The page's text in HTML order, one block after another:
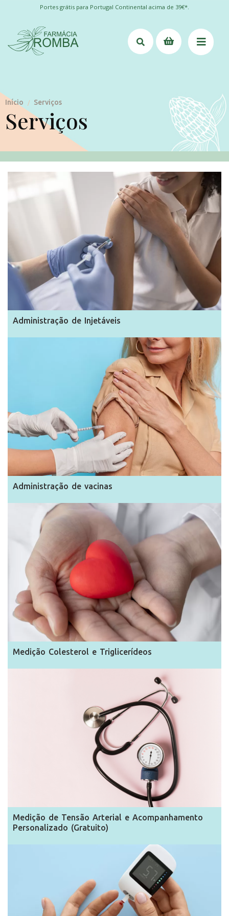
Portes grátis para Portugal Continental acima de 39€*.
Início / Serviços
Serviços
Administração de Injetáveis
Administração de vacinas
Medição Colesterol e Triglicerídeos
Medição de Tensão Arterial e Acompanhamento
Personalizado (Gratuito)